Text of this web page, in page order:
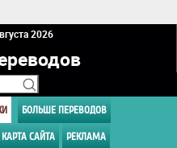
2026
БОЛЬШЕ ПЕРЕВОДОВ
КАРТА САЙТА РЕКЛАМА